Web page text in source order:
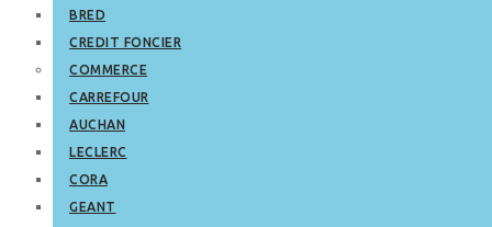
BRED
CREDIT FONCIER
COMMERCE
CARREFOUR
AUCHAN
LECLERC
CORA
GEANT